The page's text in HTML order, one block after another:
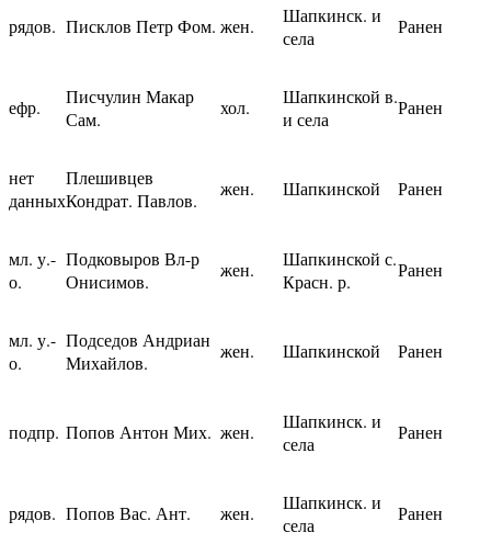
рядов. Писклов Петр Фом. жен.
Шапкинск. и
села
Ранен
ефр.
Писчулин Макар
Сам.
хол.
Шапкинской в.
и села
Ранен
нет
данных
Плешивцев
Кондрат. Павлов.
жен. Шапкинской Ранен
мл. у.-
о.
Подковыров Вл-р
Онисимов.
жен.
Шапкинской с.
Красн. р.
Ранен
мл. у.-
о.
Подседов Андриан
Михайлов.
жен. Шапкинской Ранен
подпр. Попов Антон Мих. жен.
Шапкинск. и
села
Ранен
рядов. Попов Вас. Ант. жен.
Шапкинск. и
села
Ранен